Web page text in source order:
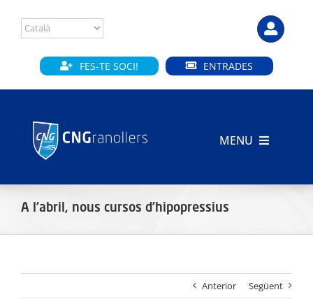
content
FES-TE SOCI! ENTRADES
MENU
A l’abril, nous cursos d’hipopressius
Anterior Següent